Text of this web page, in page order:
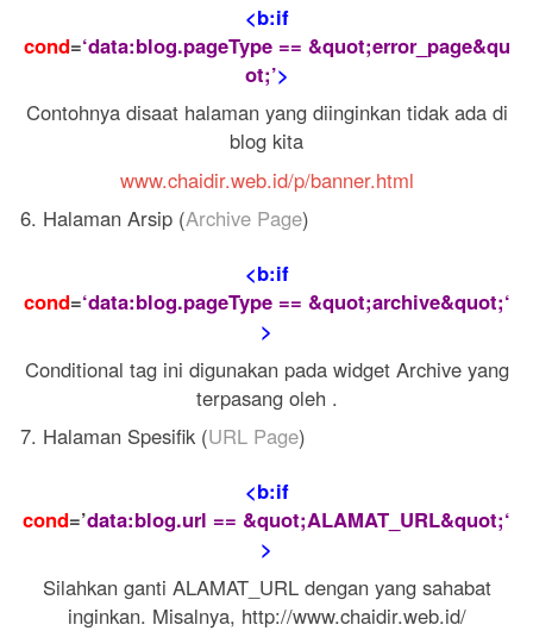
<b:if
cond=‘data:blog.pageType == &quot;error_page&qu
ot;’>
Contohnya disaat halaman yang diinginkan tidak ada di
blog kita
www.chaidir.web.id/p/banner.html
6. Halaman Arsip (Archive Page)
<b:if
cond=‘data:blog.pageType == &quot;archive&quot;‘
>
Conditional tag ini digunakan pada widget Archive yang
terpasang oleh .
7. Halaman Spesifik (URL Page)
<b:if
cond=’data:blog.url == &quot;ALAMAT_URL&quot;‘
>
Silahkan ganti ALAMAT_URL dengan yang sahabat
inginkan. Misalnya, http://www.chaidir.web.id/